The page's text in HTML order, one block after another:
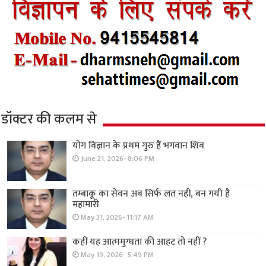
डॉक्टर की कलम से
योग विज्ञान के प्रथम गुरु हैं भगवान शिव
June 21, 2026- 8:06 PM
तम्बाकू का सेवन अब सिर्फ लत नहीं, बन गयी है
महामारी
May 31, 2026- 11:17 AM
कहीं यह आत्ममुग्धता की आहट तो नहीं ?
May 19, 2026- 5:49 PM